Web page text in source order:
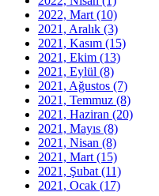
2022, Mart (10)
2021, Aralık (3)
2021, Kasım (15)
2021, Ekim (13)
2021, Eylül (8)
2021, Ağustos (7)
2021, Temmuz (8)
2021, Haziran (20)
2021, Mayıs (8)
2021, Nisan (8)
2021, Mart (15)
2021, Şubat (11)
2021, Ocak (17)